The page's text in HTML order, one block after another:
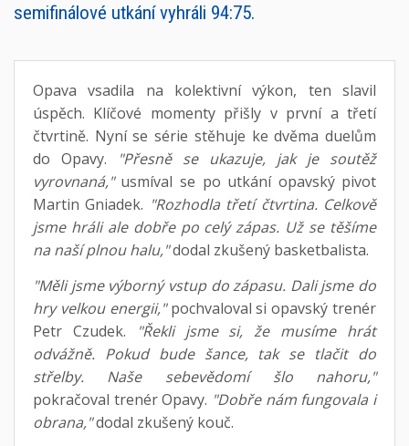
semifinálové utkání vyhráli 94:75.
Opava vsadila na kolektivní výkon, ten slavil
úspěch. Klíčové momenty přišly v první a třetí
čtvrtině. Nyní se série stěhuje ke dvěma duelům
do Opavy.
"Přesně se ukazuje, jak je soutěž
vyrovnaná,"usmíval se po utkání opavský pivot
Martin Gniadek. "Rozhodla třetí čtvrtina. Celkově
jsme hráli ale dobře po celý zápas. Už se těšíme
na naší plnou halu,"dodal zkušený basketbalista.
"Měli jsme výborný vstup do zápasu. Dali jsme do
hry velkou energii,"pochvaloval si opavský trenér
Petr Czudek.
"Řekli jsme si, že musíme hrát
odvážně. Pokud bude šance, tak se tlačit do
střelby. Naše sebevědomí šlo nahoru,"
pokračoval trenér Opavy. "Dobře nám fungovala i
obrana,"dodal zkušený kouč.